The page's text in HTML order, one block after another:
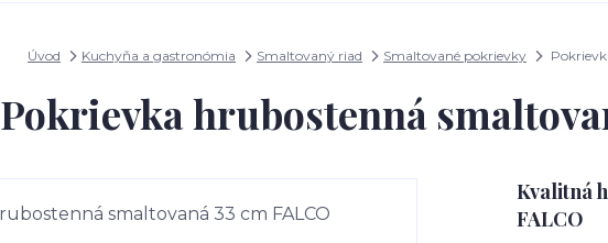
Úvod Kuchyňa a gastronómia Smaltovaný riad Smaltované pokrievky
Pokrievka hrubostenná
Kvalitná
FALCO